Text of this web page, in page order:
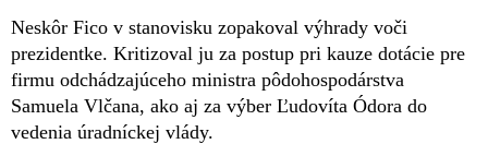
Neskôr Fico v stanovisku zopakoval výhrady voči
prezidentke. Kritizoval ju za postup pri kauze dotácie pre
firmu odchádzajúceho ministra pôdohospodárstva
Samuela Vlčana, ako aj za výber Ľudovíta Ódora do
vedenia úradníckej vlády.